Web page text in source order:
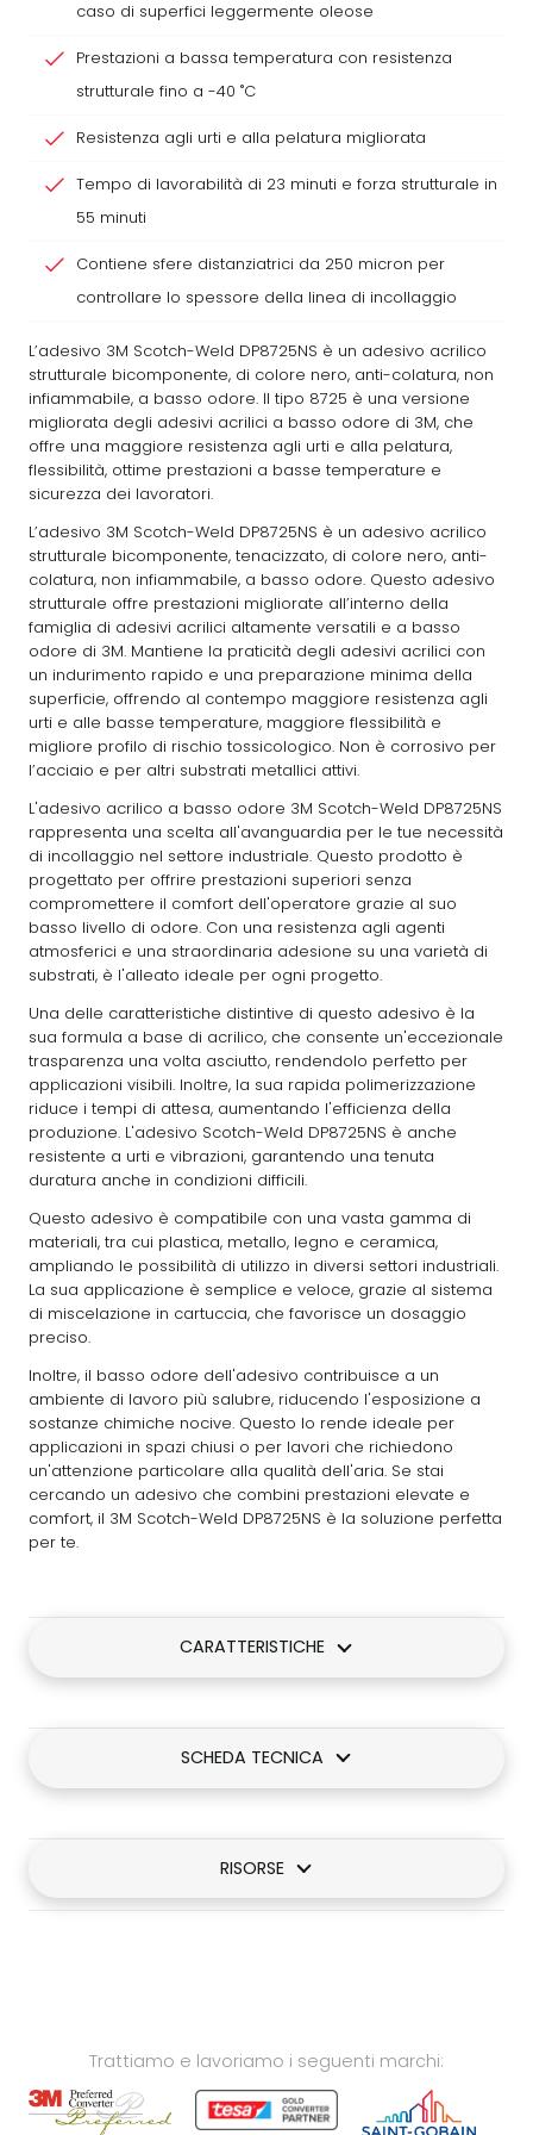
caso di superfici leggermente oleose
Prestazioni a bassa temperatura con resistenza
strutturale fino a -40 ˚C
Resistenza agli urti e alla pelatura migliorata
Tempo di lavorabilità di 23 minuti e forza strutturale in
55 minuti
Contiene sfere distanziatrici da 250 micron per
controllare lo spessore della linea di incollaggio
L’adesivo 3M Scotch-Weld DP8725NS è un adesivo acrilico
strutturale bicomponente, di colore nero, anti-colatura, non
infiammabile, a basso odore. Il tipo 8725 è una versione
migliorata degli adesivi acrilici a basso odore di 3M, che
offre una maggiore resistenza agli urti e alla pelatura,
flessibilità, ottime prestazioni a basse temperature e
sicurezza dei lavoratori.
L’adesivo 3M Scotch-Weld DP8725NS è un adesivo acrilico
strutturale bicomponente, tenacizzato, di colore nero, anti-
colatura, non infiammabile, a basso odore. Questo adesivo
strutturale offre prestazioni migliorate all’interno della
famiglia di adesivi acrilici altamente versatili e a basso
odore di 3M. Mantiene la praticità degli adesivi acrilici con
un indurimento rapido e una preparazione minima della
superficie, offrendo al contempo maggiore resistenza agli
urti e alle basse temperature, maggiore flessibilità e
migliore profilo di rischio tossicologico. Non è corrosivo per
l’acciaio e per altri substrati metallici attivi.
L'adesivo acrilico a basso odore 3M Scotch-Weld DP8725NS
rappresenta una scelta all'avanguardia per le tue necessità
di incollaggio nel settore industriale. Questo prodotto è
progettato per offrire prestazioni superiori senza
compromettere il comfort dell'operatore grazie al suo
basso livello di odore. Con una resistenza agli agenti
atmosferici e una straordinaria adesione su una varietà di
substrati, è l'alleato ideale per ogni progetto.
Una delle caratteristiche distintive di questo adesivo è la
sua formula a base di acrilico, che consente un'eccezionale
trasparenza una volta asciutto, rendendolo perfetto per
applicazioni visibili. Inoltre, la sua rapida polimerizzazione
riduce i tempi di attesa, aumentando l'efficienza della
produzione. L'adesivo Scotch-Weld DP8725NS è anche
resistente a urti e vibrazioni, garantendo una tenuta
duratura anche in condizioni difficili.
Questo adesivo è compatibile con una vasta gamma di
materiali, tra cui plastica, metallo, legno e ceramica,
ampliando le possibilità di utilizzo in diversi settori industriali.
La sua applicazione è semplice e veloce, grazie al sistema
di miscelazione in cartuccia, che favorisce un dosaggio
preciso.
Inoltre, il basso odore dell'adesivo contribuisce a un
ambiente di lavoro più salubre, riducendo l'esposizione a
sostanze chimiche nocive. Questo lo rende ideale per
applicazioni in spazi chiusi o per lavori che richiedono
un'attenzione particolare alla qualità dell'aria. Se stai
cercando un adesivo che combini prestazioni elevate e
comfort, il 3M Scotch-Weld DP8725NS è la soluzione perfetta
per te.
CARATTERISTICHE
SCHEDA TECNICA
RISORSE
Trattiamo e lavoriamo i seguenti marchi: